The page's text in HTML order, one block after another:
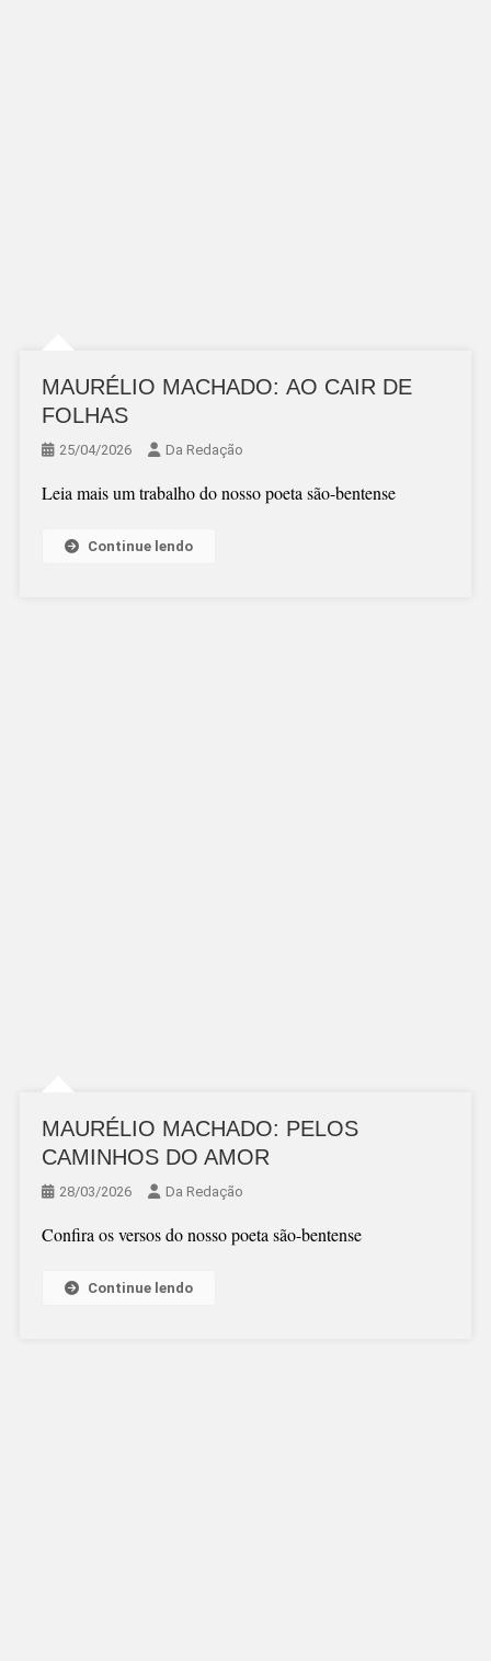
MAURÉLIO MACHADO: AO CAIR DE
FOLHAS
25/04/2026 Da Redação
Leia mais um trabalho do nosso poeta são-bentense
Continue lendo
MAURÉLIO MACHADO: PELOS
CAMINHOS DO AMOR
28/03/2026 Da Redação
Confira os versos do nosso poeta são-bentense
Continue lendo